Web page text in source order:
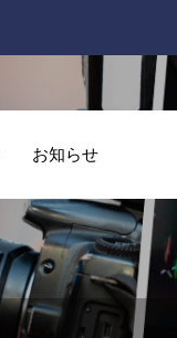
お知らせ